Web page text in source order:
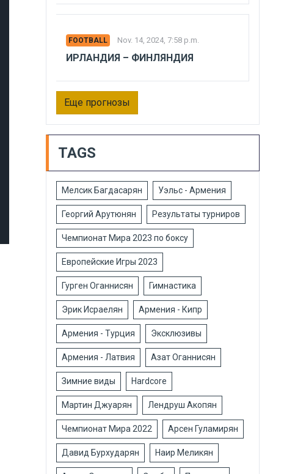
FOOTBALL Nov. 14, 2024, 7:58 p.m.
ИРЛАНДИЯ – ФИНЛЯНДИЯ
Еще прогнозы
TAGS
Мелсик Багдасарян Уэльс - Армения
Георгий Арутюнян Результаты турниров
Чемпионат Мира 2023 по боксу
Европейские Игры 2023
Гурген Оганнисян Гимнастика
Эрик Исраелян Армения - Кипр
Армения - Турция Эксклюзивы
Армения - Латвия Азат Оганнисян
Зимние виды Hardcore
Мартин Джуарян Лендруш Акопян
Чемпионат Мира 2022 Арсен Гуламирян
Давид Бурхударян Наир Меликян